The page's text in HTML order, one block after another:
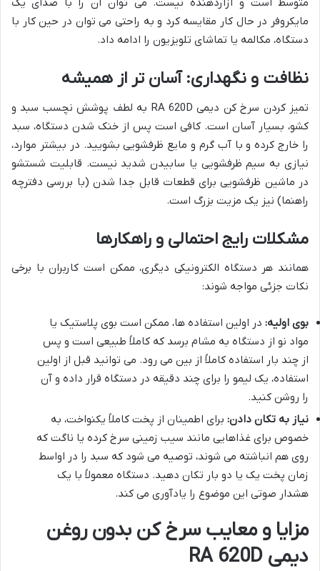
متوسط است و آزاردهنده نیست. می توان آن را با صدای یک
مایکروفر در حال کار مقایسه کرد و به راحتی می توان در حین کار با
دستگاه، مکالمه یا تماشای تلویزیون را ادامه داد.
نظافت و نگهداری: آسان تر از همیشه
تمیز کردن سرخ کن دیمی RA 620D به لطف پوشش نچسب سبد و
کشو، بسیار آسان است. کافی است پس از خنک شدن دستگاه، سبد
را خارج کرده و با آب گرم و مایع ظرفشویی بشویید. در بیشتر موارد،
نیازی به سیم ظرفشویی یا سابیدن شدید نیست. قابلیت شستشو
در ماشین ظرفشویی برای قطعات قابل جدا شدن (با بررسی دفترچه
راهنما) نیز یک مزیت بزرگ است.
مشکلات رایج احتمالی و راهکارها
همانند هر دستگاه الکترونیکی دیگری، ممکن است کاربران با برخی
نکات جزئی مواجه شوند:
بوی اولیه: در اولین استفاده ها، ممکن است بوی پلاستیک یا
مواد نو از دستگاه به مشام برسد که کاملاً طبیعی است و پس
از چند بار استفاده کاملاً از بین می رود. می توانید قبل از اولین
استفاده، یک لیمو را برای چند دقیقه در دستگاه قرار داده و آن
را روشن کنید.
نیاز به تکان دادن: برای اطمینان از پخت کاملاً یکنواخت، به
خصوص برای غذاهایی مانند سیب زمینی سرخ کرده یا ناگت که
روی هم انباشته می شوند، توصیه می شود که سبد را در اواسط
زمان پخت یک یا دو بار تکان دهید. دستگاه معمولاً با یک
هشدار صوتی این موضوع را یادآوری می کند.
مزایا و معایب سرخ کن بدون روغن
دیمی RA 620D